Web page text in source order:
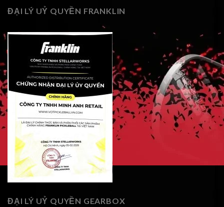
ĐẠI LÝ UỶ QUYỀN FRANKLIN
ĐẠI LÝ UỶ QUYỀN GEARBOX